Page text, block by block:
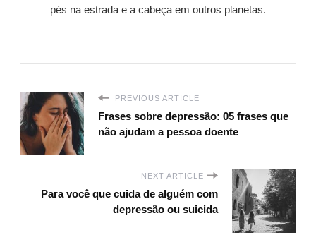
pés na estrada e a cabeça em outros planetas.
PREVIOUS ARTICLE
Frases sobre depressão: 05 frases que
não ajudam a pessoa doente
NEXT ARTICLE
Para você que cuida de alguém com
depressão ou suicida